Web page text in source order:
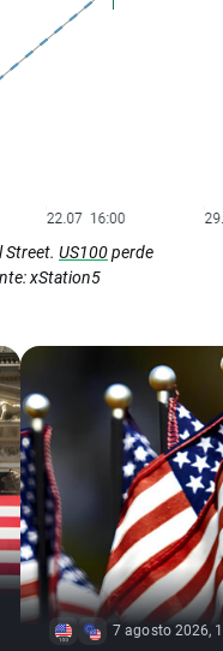
Street. US100perde
xStation5
7 agosto 2026,